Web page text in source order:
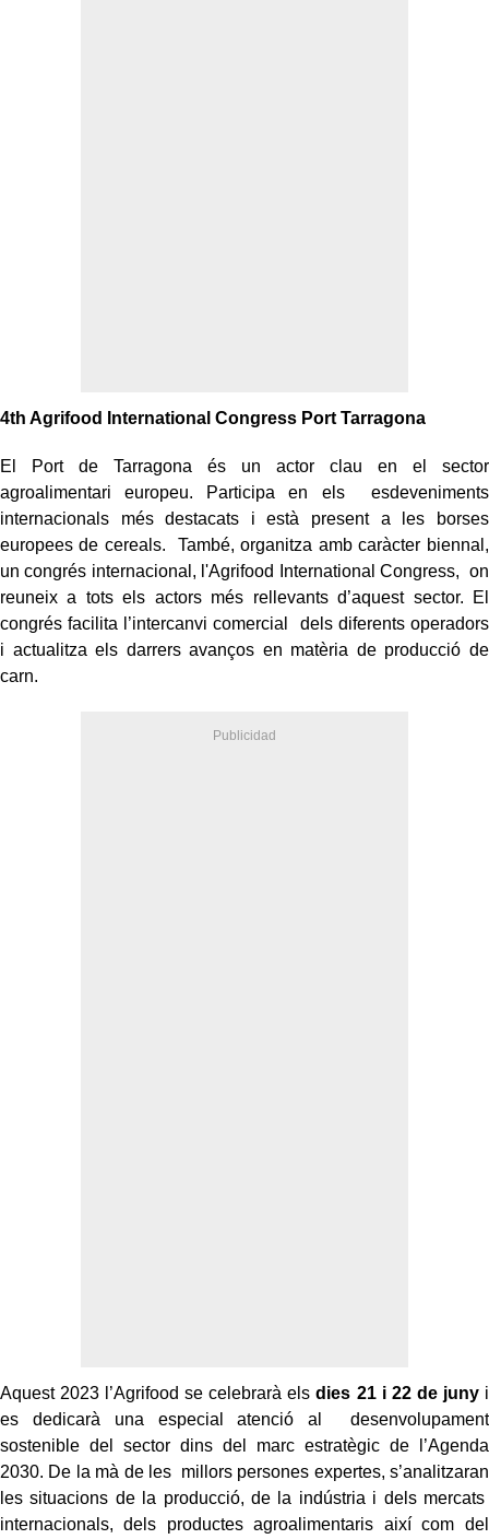
4th Agrifood International Congress Port Tarragona
El Port de Tarragona és un actor clau en el sector
agroalimentari europeu. Participa en els esdeveniments
internacionals més destacats i està present a les borses
europees de cereals. També, organitza amb caràcter biennal,
un congrés internacional, l'Agrifood International Congress, on
reuneix a tots els actors més rellevants d’aquest sector. El
congrés facilita l’intercanvi comercial dels diferents operadors
i actualitza els darrers avanços en matèria de producció de
carn.
Aquest 2023 l’Agrifood se celebrarà elsdies 21 i 22 de junyi
es dedicarà una especial atenció al desenvolupament
sostenible del sector dins del marc estratègic de l’Agenda
2030. De la mà de les millors persones expertes, s’analitzaran
les situacions de la producció, de la indústria i dels mercats
internacionals, dels productes agroalimentaris així com del